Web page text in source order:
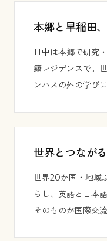
本郷と早稲田
日中は本郷で研究
籍レジデンスで。
ンパスの外の学び
世界とつなが
世界20か国・地域
らし、英語と日本
そのものが国際交